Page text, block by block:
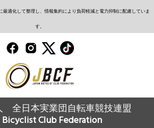
適化して整理し、情報集約により負荷軽減と電力抑制に配慮していま
す。
全日本実業団自転車競技連盟
Bicyclist Club Federation